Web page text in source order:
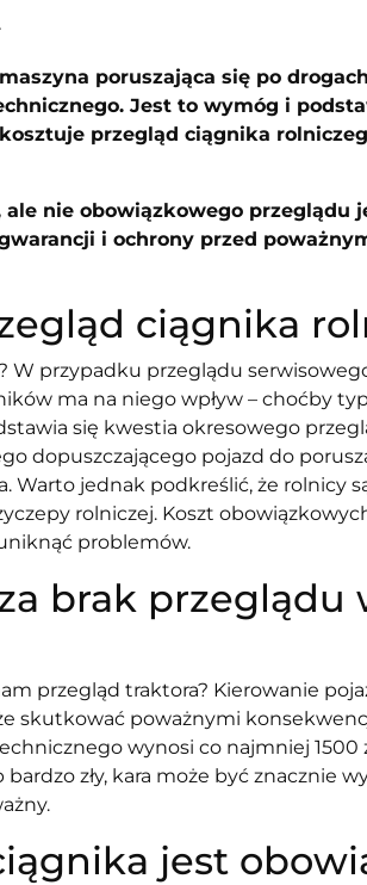
poruszająca się po
Jest to wymóg i
przegląd ciągnika
nie obowiązkowego przeglądu
i ochrony przed
ciągnika
W przypadku przeglądu
ma na niego wpływ – choćby
się kwestia okresowego
dopuszczającego pojazd do
Warto jednak podkreślić, że rolnicy
rolniczej. Koszt
problemów.
brak przeglądu
przegląd traktora? Kierowanie
skutkować poważnymi
wynosi co najmniej 1500
zły, kara może być znacznie
jest